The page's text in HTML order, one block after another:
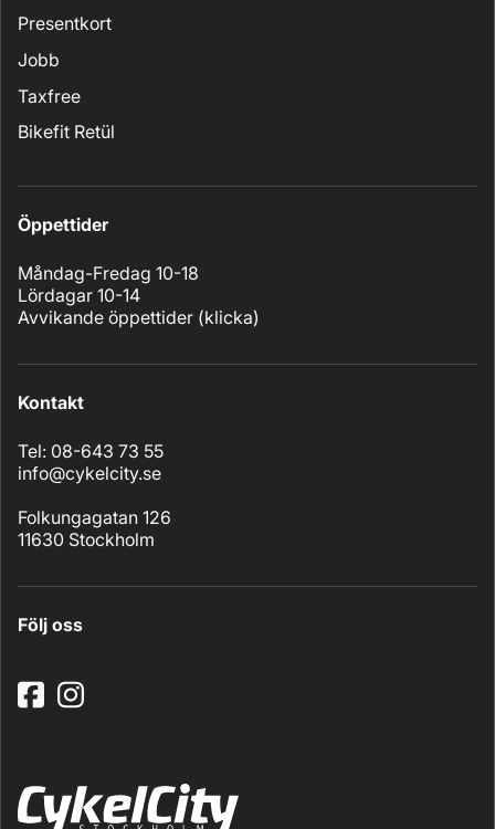
Presentkort
Jobb
Taxfree
Bikefit Retül
Öppettider
Måndag-Fredag 10-18
Lördagar 10-14
Avvikande öppettider (klicka)
Kontakt
Tel: 08-643 73 55
info@cykelcity.se
Folkungagatan 126
11630 Stockholm
Följ oss